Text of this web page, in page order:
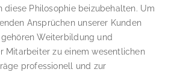
diese Philosophie beizubehalten. Um
Ansprüchen unserer Kunden
Weiterbildung und
Mitarbeiter zu einem wesentlichen
professionell und zur